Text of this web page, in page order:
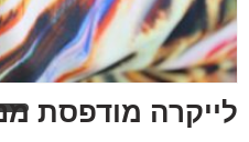
לייקרה מודפסת